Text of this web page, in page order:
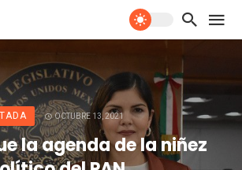
OCTUBRE 13, 2021
la agenda de la niñez